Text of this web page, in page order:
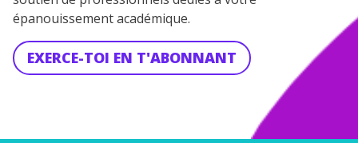
épanouissement académique.
EXERCE-TOI EN T'ABONNANT